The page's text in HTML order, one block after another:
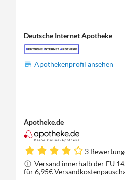
Deutsche Internet Apotheke
Apothekenprofil ansehen
Apotheke.de
3
Versand innerhalb der EU
für 6,95€